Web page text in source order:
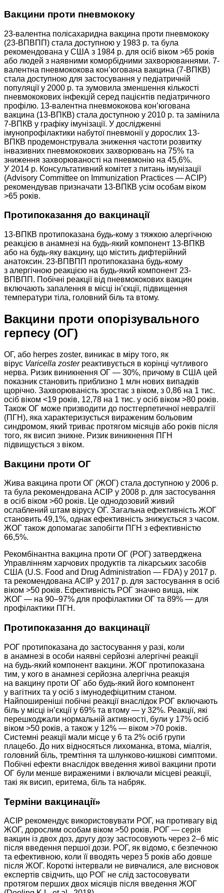
Вакцини проти пневмококу
23-валентна полісахаридна вакцина проти пневмококу
(23-ВПВПП) стала доступною у 1983 р. та була
рекомендована у США з 1984 р. для осіб віком >65 років
або людей з наявними коморбідними захворюваннями. 7-
валентна пневмококова кон’югована вакцина (7-ВПКВ)
стала доступною для застосування у педіатричній
популяції у 2000 р. та зумовила зменшення кількості
пневмококових інфекцій серед пацієнтів педіатричного
профілю. 13-валентна пневмококова кон’югована
вакцина (13-ВПКВ) стала доступною у 2010 р. та замінила
7-ВПКВ у графіку імунізації. У дослідженні
імунопрофілактики набутої пневмонії у дорослих 13-
ВПКВ продемонструвала зниження частоти розвитку
інвазивних пневмококових захворювань на 75% та
зниження захворюваності на пневмонію на 45,6%.
У 2014 р. Консультативний комітет з питань імунізації
(Advisory Committee on Immunization Practices — ACIP)
рекомендував призначати 13-ВПКВ усім особам віком
>65 років.
Протипоказання до вакцинації
13-ВПКВ протипоказана будь-кому з тяжкою алергічною
реакцією в анамнезі на будь-який компонент 13-ВПКВ
або на будь-яку вакцину, що містить дифтерійний
анатоксин. 23-ВПВПП протипоказана будь-кому
з алергічною реакцією на будь-який компонент 23-
ВПВПП. Побічні реакції від пневмококових вакцин
включають запалення в місці ін’єкції, підвищення
температури тіла, головний біль та втому.
Вакцини проти опорізувального
герпесу (ОГ)
ОГ, або herpes zoster, виникає в міру того, як
вірус Varicella zosterреактивується в корінці чутливого
нерва. Ризик виникнення ОГ — 30%, причому в США цей
показник становить приблизно 1 млн нових випадків
щорічно. Захворюваність зростає з віком, з 0,86 на 1 тис.
осіб віком <19 років, 12,78 на 1 тис. у осіб віком >80 років.
Також ОГ може призводити до постгерпетичної невралгії
(ПГН), яка характеризується вираженим больовим
синдромом, який триває протягом місяців або років після
того, як висип зникне. Ризик виникнення ПГН
підвищується з віком.
Вакцини проти ОГ
Жива вакцина проти ОГ (ЖОГ) стала доступною у 2006 р.
та була рекомендована ACIP у 2008 р. для застосування
в осіб віком >60 років. Це однодозовий живий
ослаблений штам вірусу ОГ. Загальна ефективність ЖОГ
становить 49,1%, однак ефективність знижується з часом.
ЖОГ також допомагає запобігти ПГН з ефективністю
66,5%.
Рекомбінантна вакцина проти ОГ (РОГ) затверджена
Управлінням харчових продуктів та лікарських засобів
США (U.S. Food and Drug Administration — FDA) у 2017 р.
та рекомендована ACIP у 2017 р. для застосування в осіб
віком >50 років. Ефективність РОГ значно вища, ніж
ЖОГ — на 90–97% для профілактики ОГ та 89% — для
профілактики ПГН.
Протипоказання до вакцинації
РОГ протипоказана до застосування у разі, коли
в анамнезі в особи наявні серйозні алергічні реакції
на будь-який компонент вакцини. ЖОГ протипоказана
тим, у кого в анамнезі серйозна алергічна реакція
на вакцину проти ОГ або будь-який його компонент
у вагітних та у осіб з імунодефіцитним станом.
Найпоширеніші побічні реакції внаслідок РОГ включають
біль у місці ін’єкції у 69% та втому — у 32%. Реакції, які
перешкоджали нормальній активності, були у 17% осіб
віком >50 років, а також у 12% — віком >70 років.
Системні реакції мали місце у 6 та 2% осіб групи
плацебо. До них відносяться лихоманка, втома, міалгія,
головний біль, тремтіння та шлунково-кишкові симптоми.
Побічні ефекти внаслідок введення живої вакцини проти
ОГ були менше вираженими і включали місцеві реакції,
такі як висип, еритема, біль та набряк.
Терміни вакцинації»
ACIP рекомендує використовувати РОГ, на противагу від
ЖОГ, дорослим особам віком >50 років. РОГ — серія
вакцин із двох доз, другу дозу застосовують через 2–6 міс
після введення першої дози. РОГ, як відомо, є безпечною
та ефективною, коли її вводять через 5 років або довше
після ЖОГ. Короткі інтервали не вивчалися, але висновок
експертів свідчить, що РОГ не слід застосовувати
протягом перших двох місяців після введення ЖОГ